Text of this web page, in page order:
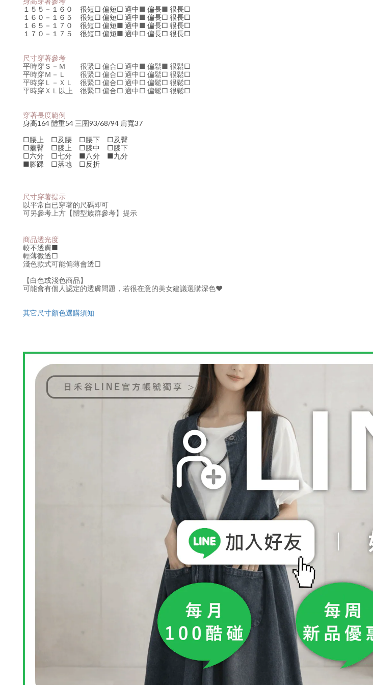
１５５－１６０ 很短□ 偏短□ 適中■ 偏長■ 很長□
１６０－１６５ 很短□ 偏短□ 適中■ 偏長□ 很長□
１６５－１７０ 很短□ 偏短■ 適中■ 偏長□ 很長□
１７０－１７５ 很短□ 偏短■ 適中□ 偏長□ 很長□
尺寸穿著參考
平時穿Ｓ－Ｍ 很緊□ 偏合□ 適中■ 偏鬆■ 很鬆□
平時穿Ｍ－Ｌ 很緊□ 偏合□ 適中□ 偏鬆□ 很鬆□
平時穿 Ｌ－ＸＬ 很緊□ 偏合□ 適中□ 偏鬆□ 很鬆□
平時穿ＸＬ以上 很緊□ 偏合□ 適中□ 偏鬆□ 很鬆□
穿著長度範例
身高164 體重54 三圍93/68/94 肩寬37
□腰上 □及腰 □腰下 □及臀
□蓋臀 □膝上 □膝中 □膝下
□六分 □七分 ■八分 ■九分
■腳踝 □落地 □反折
尺寸穿著提示
以平常自已穿著的尺碼即可
可另參考上方【體型族群參考】提示
商品透光度
較不透膚■
輕薄微透□
淺色款式可能偏薄會透□
【白色或淺色商品】
可能會有個人認定的透膚問題，若很在意的美女建議選購深色♥
其它尺寸顏色選購須知